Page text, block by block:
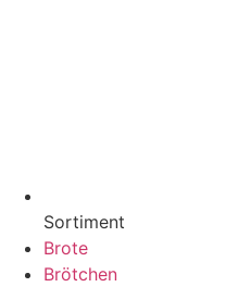
Sortiment
Brote
Brötchen